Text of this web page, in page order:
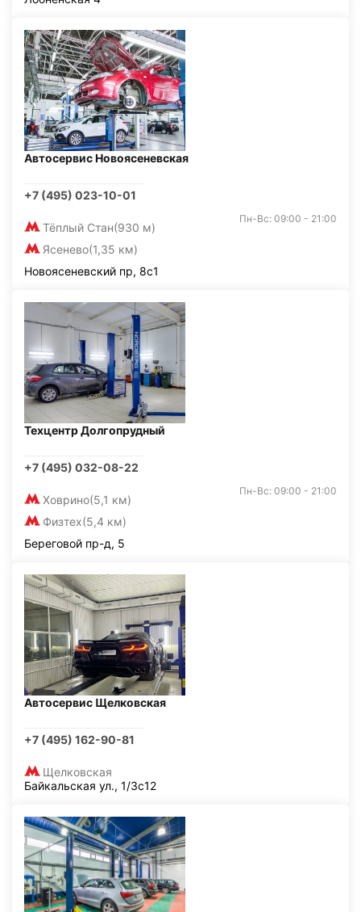
Автосервис Новоясеневская
+7 (495) 023-10-01
Тёплый Стан(930 м)
Ясенево(1,35 км)
Пн-Вс: 09:00 - 21:00
Новоясеневский пр, 8с1
Техцентр Долгопрудный
+7 (495) 032-08-22
Ховрино(5,1 км)
Физтех(5,4 км)
Пн-Вс: 09:00 - 21:00
Береговой пр-д, 5
Автосервис Щелковская
+7 (495) 162-90-81
Щелковская
Байкальская ул., 1/3с12